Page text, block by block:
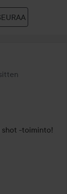
.
1 vuotta sitten
shot -toiminto!